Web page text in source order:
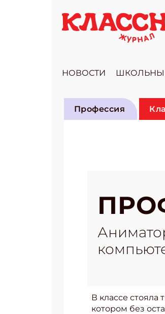
НОВОСТИ
Профессия
В классе
котором без